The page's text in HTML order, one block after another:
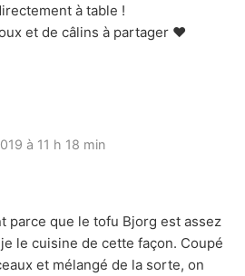
à table !
et de câlins à partager ♥
à 11 h 18 min
parce que le tofu Bjorg est assez
le cuisine de cette façon. Coupé
et mélangé de la sorte, on